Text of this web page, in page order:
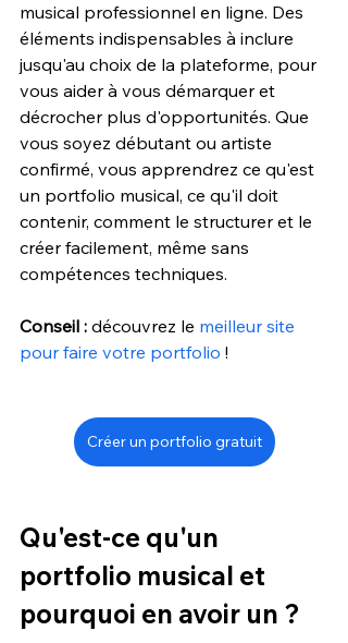
musical professionnel en ligne. Des
éléments indispensables à inclure
jusqu'au choix de la plateforme, pour
vous aider à vous démarquer et
décrocher plus d'opportunités. Que
vous soyez débutant ou artiste
confirmé, vous apprendrez ce qu'est
un portfolio musical, ce qu'il doit
contenir, comment le structurer et le
créer facilement, même sans
compétences techniques.
Conseil : découvrez le meilleur site
pour faire votre portfolio !
Créer un portfolio gratuit
Qu'est-ce qu'un
portfolio musical et
pourquoi en avoir un ?